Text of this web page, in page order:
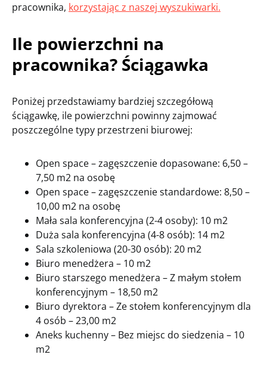
pracownika, korzystając z naszej wyszukiwarki.
Ile powierzchni na
pracownika? Ściągawka
Poniżej przedstawiamy bardziej szczegółową
ściągawkę, ile powierzchni powinny zajmować
poszczególne typy przestrzeni biurowej:
Open space – zagęszczenie dopasowane: 6,50 –
7,50 m2 na osobę
Open space – zagęszczenie standardowe: 8,50 –
10,00 m2 na osobę
Mała sala konferencyjna (2-4 osoby): 10 m2
Duża sala konferencyjna (4-8 osób): 14 m2
Sala szkoleniowa (20-30 osób): 20 m2
Biuro menedżera – 10 m2
Biuro starszego menedżera – Z małym stołem
konferencyjnym – 18,50 m2
Biuro dyrektora – Ze stołem konferencyjnym dla
4 osób – 23,00 m2
Aneks kuchenny – Bez miejsc do siedzenia – 10
m2